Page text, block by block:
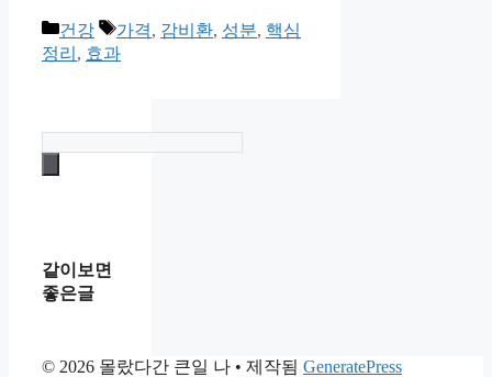
카
테
건강
태
그
가격, 감비환, 성분, 핵심
정리 , 효과
같이보면
좋은글
© 2026 몰랐다간 큰일 나 • 제작됨 GeneratePress